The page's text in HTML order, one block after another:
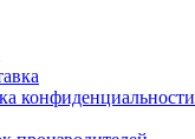
конфиденциальности